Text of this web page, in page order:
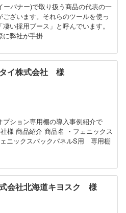
バナー)で取り扱う商品の代表の一
ざいます。それらのツールを使っ
い採用ブース」と呼んでいます。
に弊社が手掛
イ株式会社 様
ション専用棚の導入事例紹介で
様 商品紹介 商品名 ・フェニックス
ニックスバックパネルS用 専用棚
会社北海道キヨスク 様